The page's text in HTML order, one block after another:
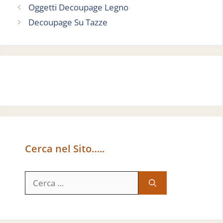
Oggetti Decoupage Legno
Decoupage Su Tazze
Cerca nel Sito…..
per: